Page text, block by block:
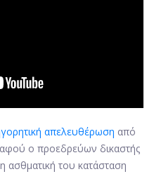
απελευθέρωση από
ο προεδρεύων δικαστής
ασθματική του κατάσταση